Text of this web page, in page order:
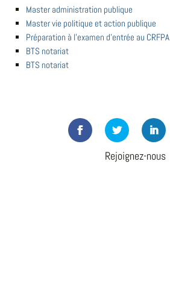
Master administration publique
Master vie politique et action publique
Préparation à l'examen d'entrée au CRFPA
BTS notariat
BTS notariat
Rejoignez-nous